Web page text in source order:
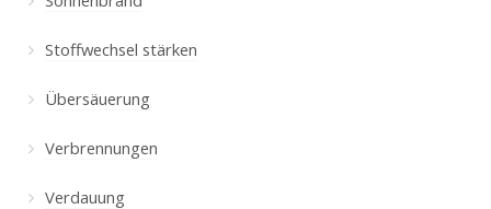
Stoffwechsel stärken
Übersäuerung
Verbrennungen
Verdauung